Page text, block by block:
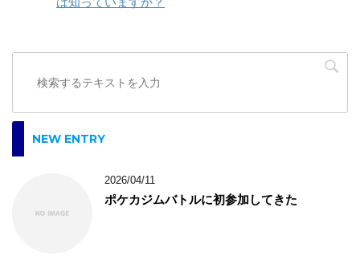
NEW ENTRY
2026/04/11
ポケカジムバトルに初参加してきた